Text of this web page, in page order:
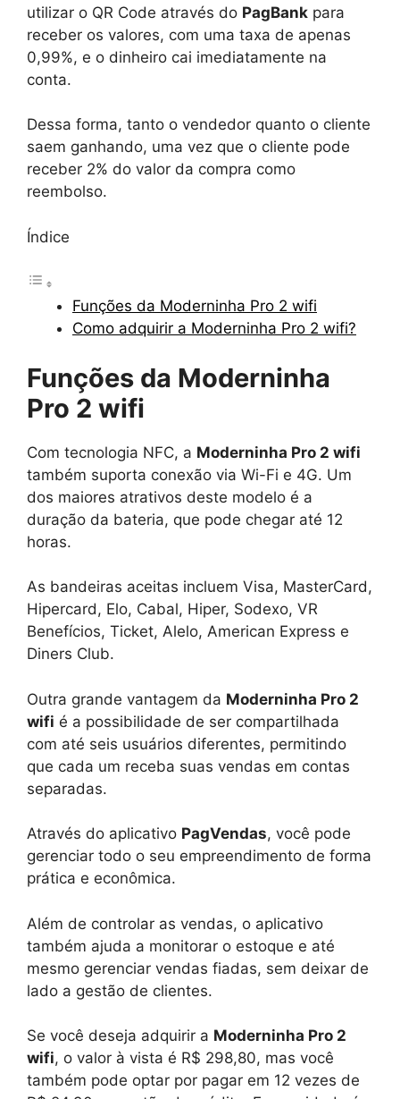
utilizar o QR Code através do PagBank para
receber os valores, com uma taxa de apenas
0,99%, e o dinheiro cai imediatamente na
conta.
Dessa forma, tanto o vendedor quanto o cliente
saem ganhando, uma vez que o cliente pode
receber 2% do valor da compra como
reembolso.
Índice
Funções da Moderninha Pro 2 wifi
Como adquirir a Moderninha Pro 2 wifi?
Funções da Moderninha
Pro 2 wifi
Com tecnologia NFC, a Moderninha Pro 2 wifi
também suporta conexão via Wi-Fi e 4G. Um
dos maiores atrativos deste modelo é a
duração da bateria, que pode chegar até 12
horas.
As bandeiras aceitas incluem Visa, MasterCard,
Hipercard, Elo, Cabal, Hiper, Sodexo, VR
Benefícios, Ticket, Alelo, American Express e
Diners Club.
Outra grande vantagem da Moderninha Pro 2
wifi é a possibilidade de ser compartilhada
com até seis usuários diferentes, permitindo
que cada um receba suas vendas em contas
separadas.
Através do aplicativo PagVendas, você pode
gerenciar todo o seu empreendimento de forma
prática e econômica.
Além de controlar as vendas, o aplicativo
também ajuda a monitorar o estoque e até
mesmo gerenciar vendas fiadas, sem deixar de
lado a gestão de clientes.
Se você deseja adquirir a Moderninha Pro 2
wifi, o valor à vista é R$ 298,80, mas você
também pode optar por pagar em 12 vezes de